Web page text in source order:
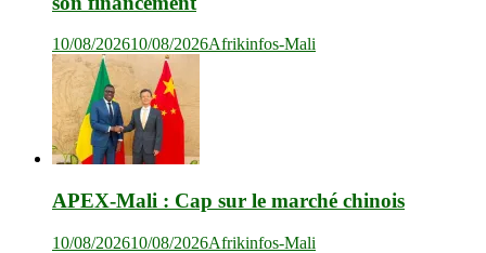
10/08/202610/08/2026Afrikinfos-Mali
APEX-Mali : Cap sur le marché chinois
10/08/202610/08/2026Afrikinfos-Mali